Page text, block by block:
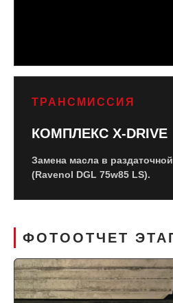
ТРАНСМИССИЯ
КОМПЛЕКС X-DRIVE
Замена масла в
(Ravenol DGL 75w85 LS).
ФОТООТЧЕТ